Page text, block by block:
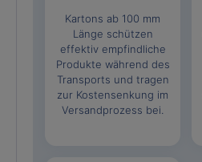
Kartons ab 100 mm
Länge schützen
effektiv empfindliche
Produkte während des
Transports und tragen
zur Kostensenkung im
Versandprozess bei.